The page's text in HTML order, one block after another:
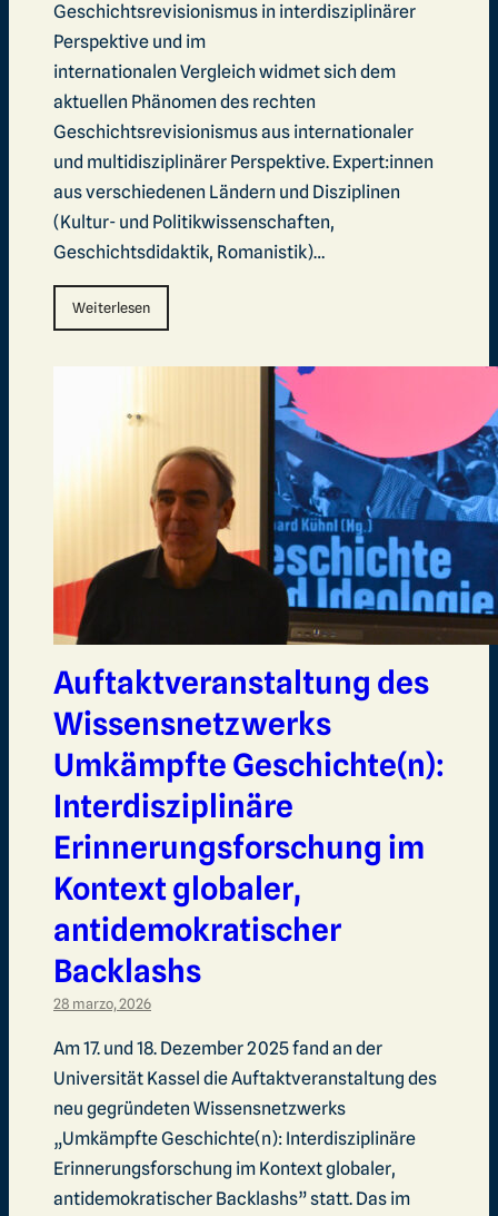
Geschichtsrevisionismus in interdisziplinärer
Perspektive und im
internationalen Vergleich widmet sich dem
aktuellen Phänomen des rechten
Geschichtsrevisionismus aus internationaler
und multidisziplinärer Perspektive. Expert:innen
aus verschiedenen Ländern und Disziplinen
(Kultur- und Politikwissenschaften,
Geschichtsdidaktik, Romanistik)…
Weiterlesen
Auftaktveranstaltung des
Wissensnetzwerks
Umkämpfte Geschichte(n):
Interdisziplinäre
Erinnerungsforschung im
Kontext globaler,
antidemokratischer
Backlashs
28 marzo, 2026
Am 17. und 18. Dezember 2025 fand an der
Universität Kassel die Auftaktveranstaltung des
neu gegründeten Wissensnetzwerks
„Umkämpfte Geschichte(n): Interdisziplinäre
Erinnerungsforschung im Kontext globaler,
antidemokratischer Backlashs” statt. Das im